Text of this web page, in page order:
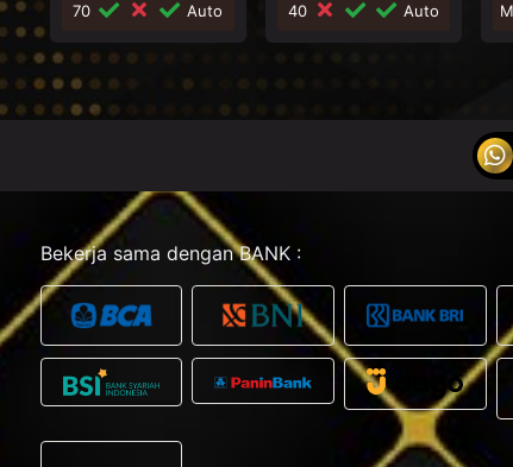
70
Auto
40
Auto
Bekerja sama dengan BANK :